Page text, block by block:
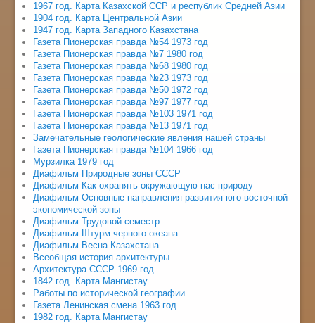
1967 год. Карта Казахской ССР и республик Средней Азии
1904 год. Карта Центральной Азии
1947 год. Карта Западного Казахстана
Газета Пионерская правда №54 1973 год
Газета Пионерская правда №7 1980 год
Газета Пионерская правда №68 1980 год
Газета Пионерская правда №23 1973 год
Газета Пионерская правда №50 1972 год
Газета Пионерская правда №97 1977 год
Газета Пионерская правда №103 1971 год
Газета Пионерская правда №13 1971 год
Замечательные геологические явления нашей страны
Газета Пионерская правда №104 1966 год
Мурзилка 1979 год
Диафильм Природные зоны СССР
Диафильм Как охранять окружающую нас природу
Диафильм Основные направления развития юго-восточной
экономической зоны
Диафильм Трудовой семестр
Диафильм Штурм черного океана
Диафильм Весна Казахстана
Всеобщая история архитектуры
Архитектура СССР 1969 год
1842 год. Карта Мангистау
Работы по исторической географии
Газета Ленинская смена 1963 год
1982 год. Карта Мангистау